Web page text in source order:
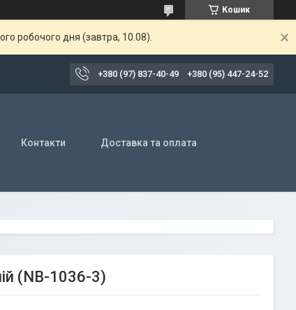
Кошик
робочого дня (завтра, 10.08).
+380 (97) 837-40-49 +380 (95) 447-24-52
Контакти Доставка та оплата
(NB-1036-3)